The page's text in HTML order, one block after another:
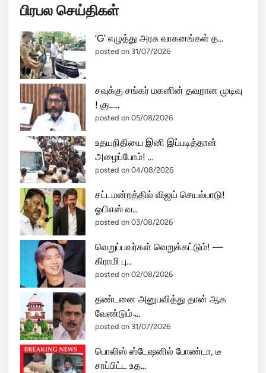
பிரபல செய்திகள்
‘G’ எழுத்து அரசு வாகனங்கள் த...
posted on 31/07/2026
சவுக்கு சங்கர் மகனின் தவறான முடிவு
! குட...
posted on 05/08/2026
உதயநிதியை இனி இப்படித்தான்
அழைப்போம்! ...
posted on 04/08/2026
சட்டமன்றத்தில் விஜய் செயல்பாடு!
ஓபிஎஸ் வ...
posted on 03/08/2026
வெறுப்பவர்கள் வெறுக்கட்டும்! —
கிராமி பு...
posted on 02/08/2026
தண்டனை அனுபவித்து தான் ஆக
வேண்டும் ̵...
posted on 31/07/2026
பொலிஸ் ஸ்டேஷனில் போண்டா, டீ
சாப்பிட்ட உத...